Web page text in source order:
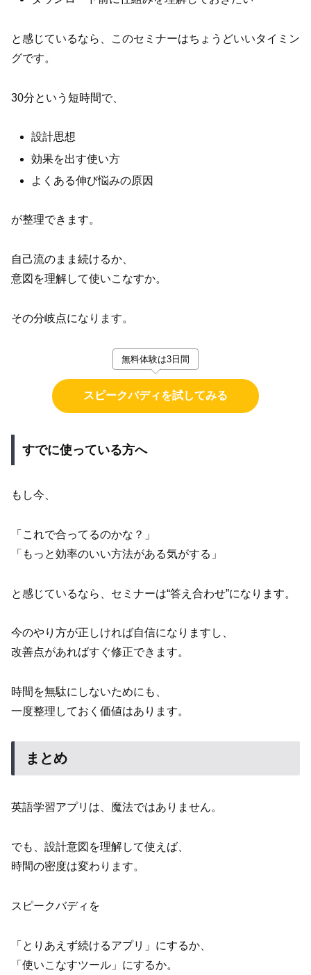
と感じているなら、このセミナーはちょうどいいタイミン
グです。
30分という短時間で、
設計思想
効果を出す使い方
よくある伸び悩みの原因
が整理できます。
自己流のまま続けるか、
意図を理解して使いこなすか。
その分岐点になります。
無料体験は3日間
スピークバディを試してみる
すでに使っている方へ
もし今、
「これで合ってるのかな？」
「もっと効率のいい方法がある気がする」
と感じているなら、セミナーは“答え合わせ”になります。
今のやり方が正しければ自信になりますし、
改善点があればすぐ修正できます。
時間を無駄にしないためにも、
一度整理しておく価値はあります。
まとめ
英語学習アプリは、魔法ではありません。
でも、設計意図を理解して使えば、
時間の密度は変わります。
スピークバディを
「とりあえず続けるアプリ」にするか、
「使いこなすツール」にするか。